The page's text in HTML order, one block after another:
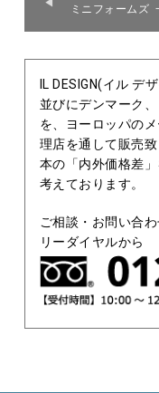
ミニフォームズ
IL DESIGN(イル デ
並びにデンマーク
を、ヨーロッパの
理店を通して販売
本の「内外価格差
考えております。
ご相談・お問い合
リーダイヤルから